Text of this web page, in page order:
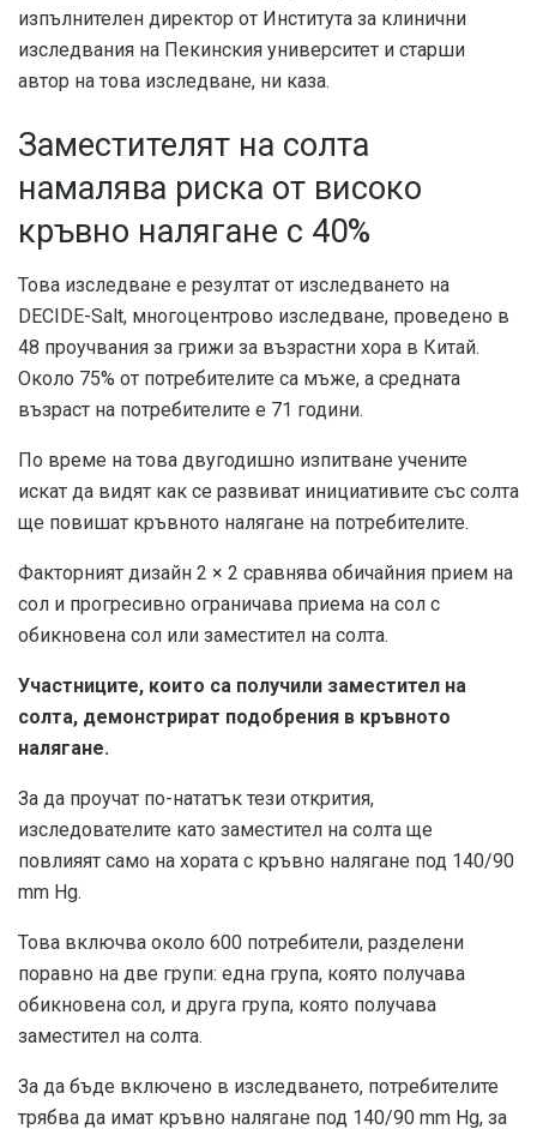
изпълнителен директор от Института за клинични
изследвания на Пекинския университет и старши
автор на това изследване, ни каза.
Заместителят на солта
намалява риска от високо
кръвно налягане с 40%
Това изследване е резултат от изследването на
DECIDE-Salt, многоцентрово изследване, проведено в
48 проучвания за грижи за възрастни хора в Китай.
Около 75% от потребителите са мъже, а средната
възраст на потребителите е 71 години.
По време на това двугодишно изпитване учените
искат да видят как се развиват инициативите със солта
ще повишат кръвното налягане на потребителите.
Факторният дизайн 2 × 2 сравнява обичайния прием на
сол и прогресивно ограничава приема на сол с
обикновена сол или заместител на солта.
Участниците, които са получили заместител на
солта, демонстрират подобрения в кръвното
налягане.
За да проучат по-нататък тези открития,
изследователите като заместител на солта ще
повлияят само на хората с кръвно налягане под 140/90
mm Hg.
Това включва около 600 потребители, разделени
поравно на две групи: една група, която получава
обикновена сол, и друга група, която получава
заместител на солта.
За да бъде включено в изследването, потребителите
трябва да имат кръвно налягане под 140/90 mm Hg, за